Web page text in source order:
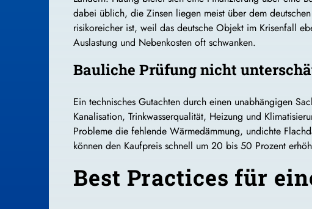
dabei üblich, die Zinsen liegen meist über dem
risikoreicher ist, weil das deutsche Objekt im Krisenfall
Auslastung und Nebenkosten oft schwanken.
Bauliche Prüfung nicht
Ein technisches Gutachten durch einen unabhängigen
Kanalisation, Trinkwasserqualität, Heizung und
Probleme die fehlende Wärmedämmung, undichte
können den Kaufpreis schnell um 20 bis 50 Prozent
Best Practices für